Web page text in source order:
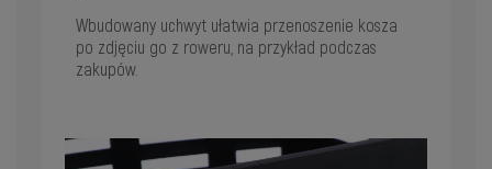
Wbudowany uchwyt ułatwia przenoszenie kosza
po zdjęciu go z roweru, na przykład podczas
zakupów.